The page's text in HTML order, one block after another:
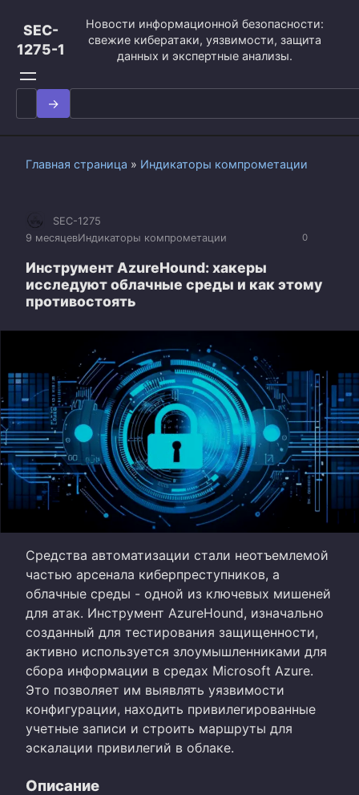
контенту
SEC-
1275-1
Новости информационной безопасности:
свежие кибератаки, уязвимости, защита
данных и экспертные анализы.
Search
for:
Главная страница » Индикаторы компрометации
0
SEC-1275
9 месяцевИндикаторы компрометации
Инструмент AzureHound: хакеры
исследуют облачные среды и как этому
противостоять
Средства автоматизации стали неотъемлемой
частью арсенала киберпреступников, а
облачные среды - одной из ключевых мишеней
для атак. Инструмент AzureHound, изначально
созданный для тестирования защищенности,
активно используется злоумышленниками для
сбора информации в средах Microsoft Azure.
Это позволяет им выявлять уязвимости
конфигурации, находить привилегированные
учетные записи и строить маршруты для
эскалации привилегий в облаке.
Описание